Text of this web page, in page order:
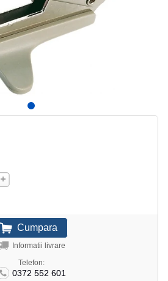
Informatii livrare
Telefon:
0372 552 601